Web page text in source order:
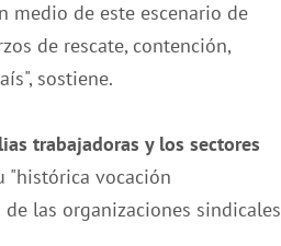
medio de este escenario de
de rescate, contención,
sostiene.
trabajadoras y los sectores
"histórica vocación
las organizaciones sindicales